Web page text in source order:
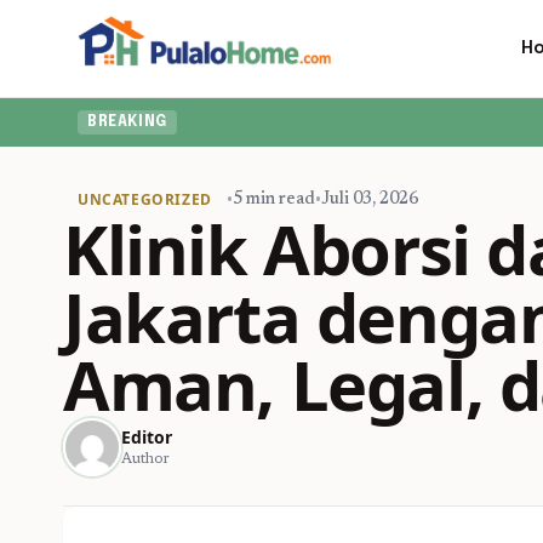
BREAKING
UNCATEGORIZED •5 min read•Juli 03, 2026
Klinik Aborsi
Jakarta
Aman, Legal,
Editor
Author